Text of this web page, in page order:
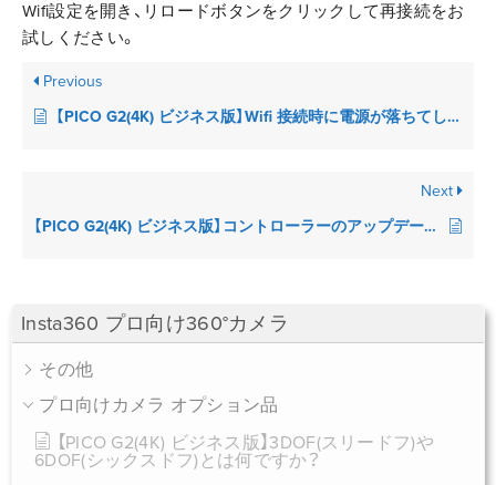
Insta360 プロ向け360°カメラ
その他
プロ向けカメラ オプション品
【PICO G2(4K) ビジネス版】3DOF(スリードフ)や
6DOF(シックスドフ)とは何ですか？
Wifi設定を開き、リロードボタンをクリックして再接続をお
試しください。
Previous
【PICO G2(4K) ビジネス版】Wifi 接続時に電源が落ちてしまいました。故障でしょうか？
Next
【PICO G2(4K) ビジネス版】コントローラーのアップデート方法を教えてください